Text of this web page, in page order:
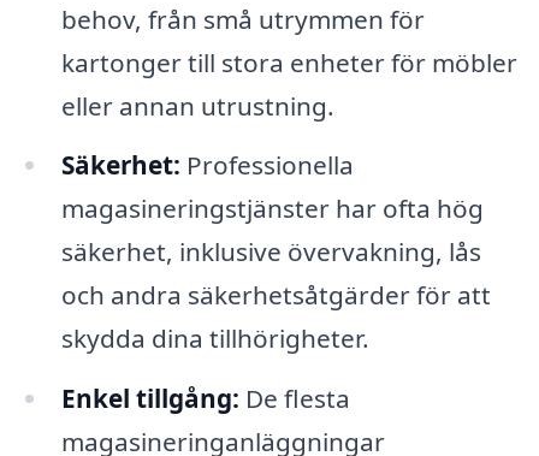
behov, från små utrymmen för
kartonger till stora enheter för möbler
eller annan utrustning.
Säkerhet: Professionella
magasineringstjänster har ofta hög
säkerhet, inklusive övervakning, lås
och andra säkerhetsåtgärder för att
skydda dina tillhörigheter.
Enkel tillgång: De flesta
magasineringanläggningar